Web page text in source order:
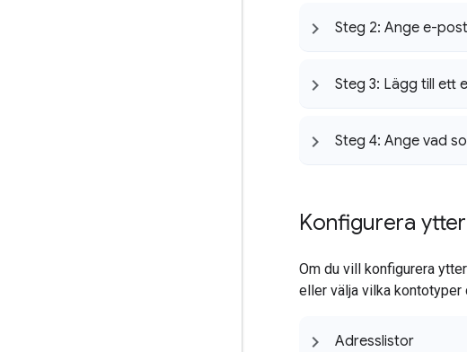
Steg 2: Ange e-
Steg 3: Lägg till ett
Steg 4: Ange vad
Konfigurera
Om du vill konfigurera
eller välja vilka kontotyper
Adresslistor